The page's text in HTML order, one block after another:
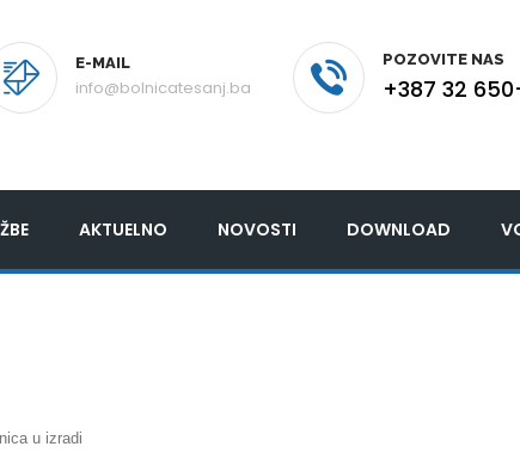
E-MAIL
info@bolnicatesanj.ba
POZOVITE NAS
+387 32
AKTUELNO NOVOSTI DOWNLOAD
u izradi